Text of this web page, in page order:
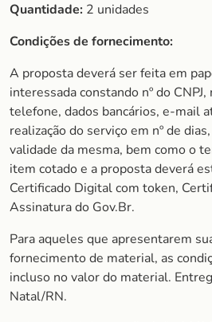
Quantidade: 2 unidades
Condições de fornecimento:
A proposta deverá ser feita em
interessada constando nº do
telefone, dados bancários, e-mail
realização do serviço em nº de
validade da mesma, bem como o
item cotado e a proposta deverá
Certificado Digital com token,
Assinatura do Gov.Br.
Para aqueles que apresentarem
fornecimento de material, as
incluso no valor do material.
Natal/RN.